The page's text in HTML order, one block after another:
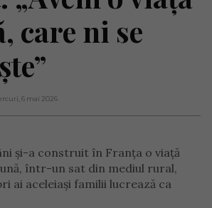
care ni se
6 mai 2026
și-a construit în Franța o viață
într-un sat din mediul rural,
ai aceleiași familii lucrează ca